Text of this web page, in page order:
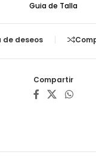
Guia de Talla
deseos
Compartir